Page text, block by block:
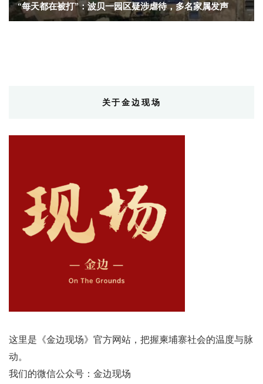
“每天都在被打”：波贝一园区疑涉虐待，多名家属发声
关于金边现场
这里是《金边现场》官方网站，把握柬埔寨社会的温度与脉
动。
我们的微信公众号：金边现场